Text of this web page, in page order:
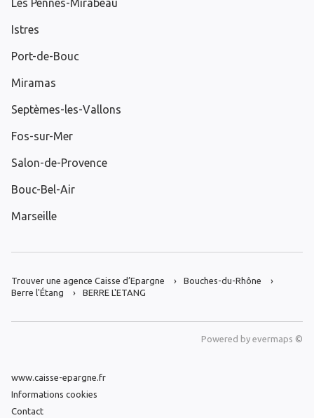
Les Pennes-Mirabeau
Istres
Port-de-Bouc
Miramas
Septèmes-les-Vallons
Fos-sur-Mer
Salon-de-Provence
Bouc-Bel-Air
Marseille
Trouver une agence Caisse d’Epargne
Bouches-du-Rhône
Berre l'Étang
BERRE L'ETANG
Powered by evermaps ©
www.caisse-epargne.fr
Informations cookies
Contact